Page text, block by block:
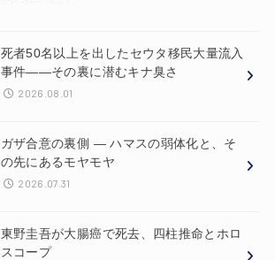
死者50名以上を出したセウタ移民大量流入
事件——その裏に潜むキナ臭さ
2026.08.01
ガザ合意の裏側 ― ハマスの弱体化と、そ
の先にあるモヤモヤ
2026.07.31
東野圭吾が大腸癌で死去、四柱推命とホロ
スコープ